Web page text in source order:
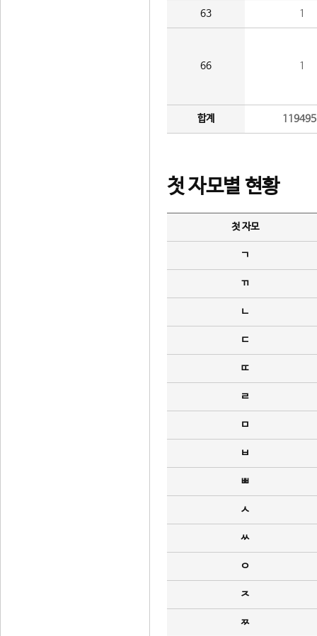
63 1
66 1
합계
첫 자모별 현황
첫 자모
ㄱ
ㄲ
ㄴ
ㄷ
ㄸ
ㄹ
ㅁ
ㅂ
ㅃ
ㅅ
ㅆ
ㅇ
ㅈ
ㅉ